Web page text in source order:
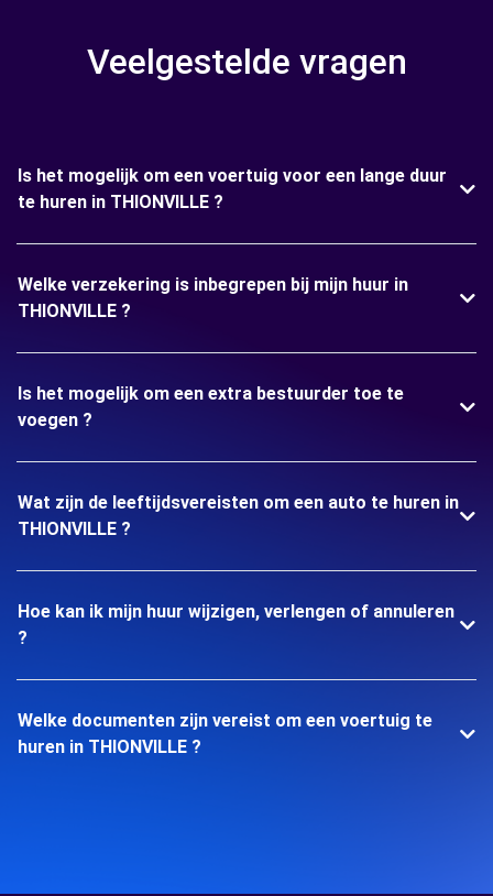
Veelgestelde vragen
Is het mogelijk om een voertuig voor een lange duur
te huren in THIONVILLE ?
Welke verzekering is inbegrepen bij mijn huur in
THIONVILLE ?
Is het mogelijk om een extra bestuurder toe te
voegen ?
Wat zijn de leeftijdsvereisten om een auto te huren in
THIONVILLE ?
Hoe kan ik mijn huur wijzigen, verlengen of annuleren
?
Welke documenten zijn vereist om een voertuig te
huren in THIONVILLE ?